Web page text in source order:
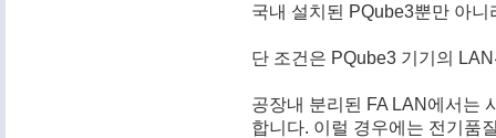
국내 설치된 PQube3뿐만 아
단 조건은 PQube3 기기의
공장내 분리된 FA LAN에서는
합니다. 이럴 경우에는 전기품